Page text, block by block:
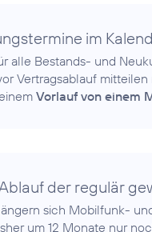
im
alle Bestands- und
Vertragsablauf
Vorlauf von einem
der regulär
sich Mobilfunk-
um 12 Monate nur